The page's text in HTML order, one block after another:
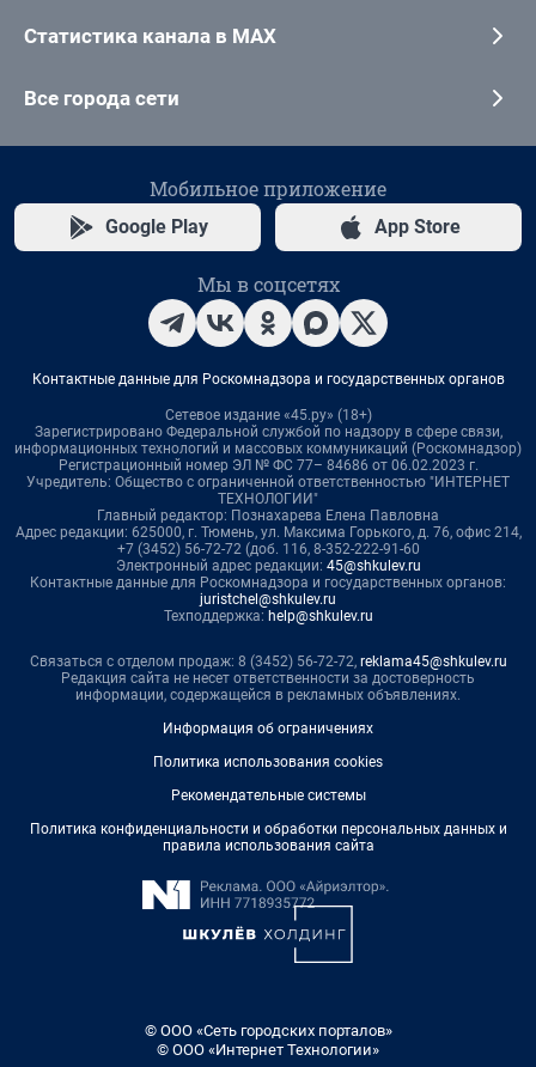
Статистика канала в MAX
Все города сети
Мобильное приложение
Google Play App Store
Мы в соцсетях
Контактные данные для Роскомнадзора и государственных органов
Сетевое издание «45.ру» (18+)
Зарегистрировано Федеральной службой по надзору в сфере связи,
информационных технологий и массовых коммуникаций (Роскомнадзор)
Регистрационный номер ЭЛ № ФС 77– 84686 от 06.02.2023 г.
Учредитель: Общество с ограниченной ответственностью "ИНТЕРНЕТ
ТЕХНОЛОГИИ"
Главный редактор: Познахарева Елена Павловна
Адрес редакции: 625000, г. Тюмень, ул. Максима Горького, д. 76, офис 214,
+7 (3452) 56-72-72 (доб. 116, 8-352-222-91-60
Электронный адрес редакции: 45@shkulev.ru
Контактные данные для Роскомнадзора и государственных органов:
juristchel@shkulev.ru
Техподдержка: help@shkulev.ru
Связаться с отделом продаж: 8 (3452) 56-72-72, reklama45@shkulev.ru
Редакция сайта не несет ответственности за достоверность
информации, содержащейся в рекламных объявлениях.
Информация об ограничениях
Политика использования cookies
Рекомендательные системы
Политика конфиденциальности и обработки персональных данных и
правила использования сайта
© ООО «Сеть городских порталов»
© ООО «Интернет Технологии»